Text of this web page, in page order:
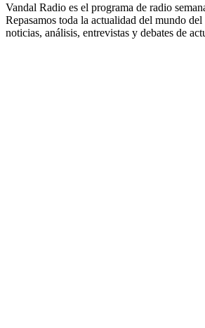
Vandal Radio es el programa de radio
Repasamos toda la actualidad del mundo
noticias, análisis, entrevistas y debates de